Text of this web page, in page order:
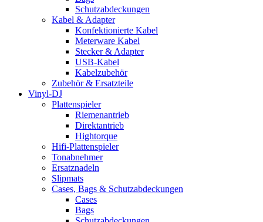
Schutzabdeckungen
Kabel & Adapter
Konfektionierte Kabel
Meterware Kabel
Stecker & Adapter
USB-Kabel
Kabelzubehör
Zubehör & Ersatzteile
Vinyl-DJ
Plattenspieler
Riemenantrieb
Direktantrieb
Hightorque
Hifi-Plattenspieler
Tonabnehmer
Ersatznadeln
Slipmats
Cases, Bags & Schutzabdeckungen
Cases
Bags